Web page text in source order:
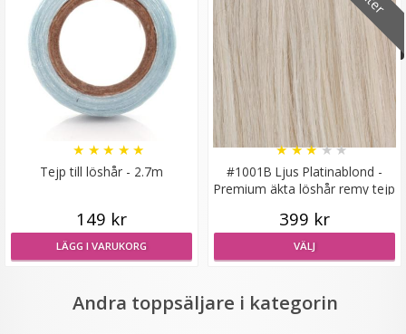
Mizzy Tangler brush - Blå
★★
99 kr
Tejp till löshår - 2.7m
★ ★ ★ ★ ★
149 kr
LÄGG I VARUKORG
#1001B Ljus Platinablond -
Premium äkta löshår remy tejp
★★★★★
399 kr
VÄLJ
Andra toppsäljare i kategorin